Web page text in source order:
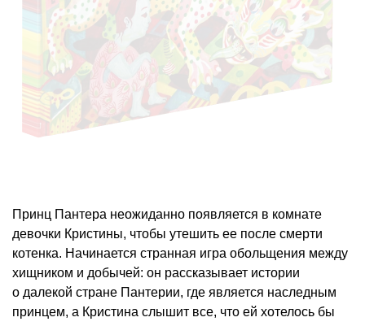
Принц Пантера неожиданно появляется в комнате
девочки Кристины, чтобы утешить ее после смерти
котенка. Начинается странная игра обольщения между
хищником и добычей: он рассказывает истории
о далекой стране Пантерии, где является наследным
принцем, а Кристина слышит все, что ей хотелось бы